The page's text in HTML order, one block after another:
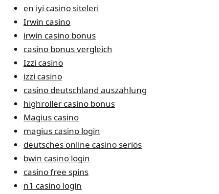
en iyi casino siteleri
Irwin casino
irwin casino bonus
casino bonus vergleich
Izzi casino
izzi casino
casino deutschland auszahlung
highroller casino bonus
Magius casino
magius casino login
deutsches online casino seriös
bwin casino login
casino free spins
n1 casino login